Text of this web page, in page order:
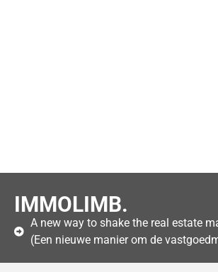
IMMOLIMB.
A new way to shake the real estate
(Een nieuwe manier om de